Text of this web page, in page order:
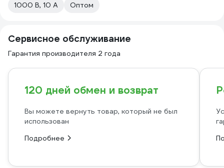
1000 В, 10 А
Оптом
Сервисное обслуживание
Гарантия производителя 2 года
120 дней обмен и возврат
Вы можете вернуть товар, который не был
использован
Подробнее